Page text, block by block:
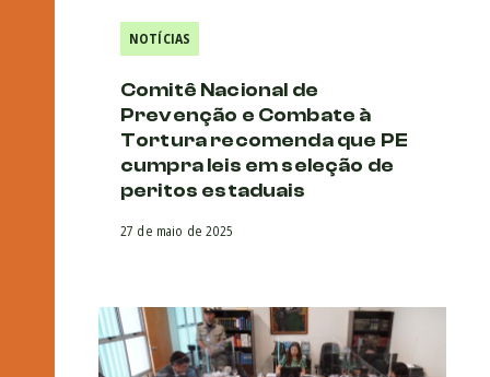
NOTÍCIAS
Comitê Nacional de
Prevenção e Combate à
Tortura recomenda que PE
cumpra leis em seleção de
peritos estaduais
27 de maio de 2025